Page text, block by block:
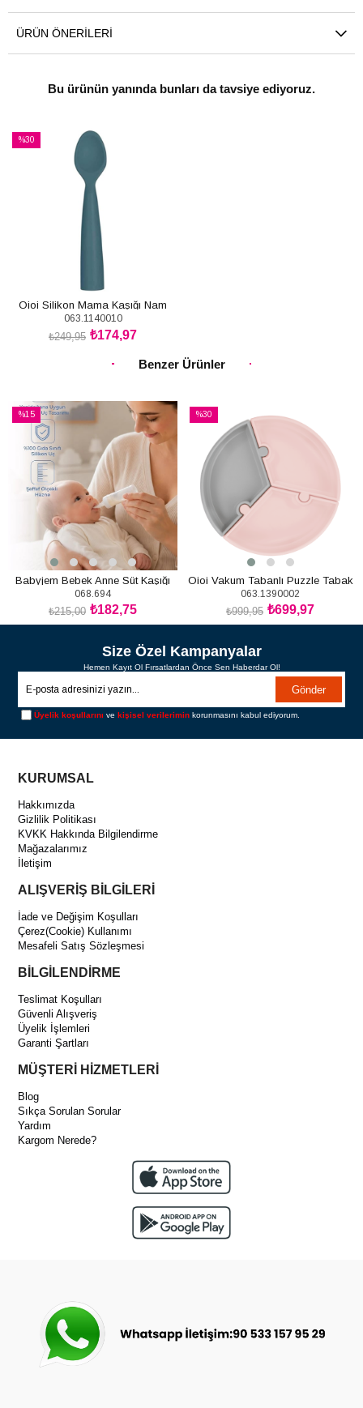
ÜRÜN ÖNERILERI
Bu ürünün yanında bunları da tavsiye ediyoruz.
%30
Oioi Silikon Mama Kaşığı Nam
Nam Deep Blue (6Ay+)
063.1140010
₺174,97
₺249,95
Benzer Ürünler
%15
İndirim
%15İndirim
Babyjem Bebek Anne Süt Kaşığı
068.694
₺182,75
₺215,00
SEPETE EKLE
%30
%30İndirim
Oioi Vakum Tabanlı Puzzle Tabak
Pinky Pink Powder Grey (6Ay+)
063.1390002
₺699,97
₺999,95
SEPETE EKLE
Size Özel Kampanyalar
Hemen Kayıt Ol Fırsatlardan Önce Sen Haberdar Ol!
Gönder
Üyelik koşullarını ve kişisel verilerimin korunmasını kabul ediyorum.
KURUMSAL
Hakkımızda
Gizlilik Politikası
KVKK Hakkında Bilgilendirme
Mağazalarımız
İletişim
ALIŞVERİŞ BİLGİLERİ
İade ve Değişim Koşulları
Çerez(Cookie) Kullanımı
Mesafeli Satış Sözleşmesi
BİLGİLENDİRME
Teslimat Koşulları
Güvenli Alışveriş
Üyelik İşlemleri
Garanti Şartları
MÜŞTERİ HİZMETLERİ
Blog
Sıkça Sorulan Sorular
Yardım
Kargom Nerede?